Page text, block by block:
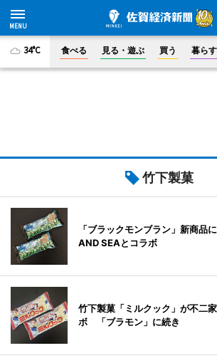
34°C 食べる 見る・遊ぶ 買う 暮ら
竹下製菓
「ブラックモンブラン」新商
AND SEAとコラボ
竹下製菓「ミルクック」が不二
ボ 「ブラモン」に続き